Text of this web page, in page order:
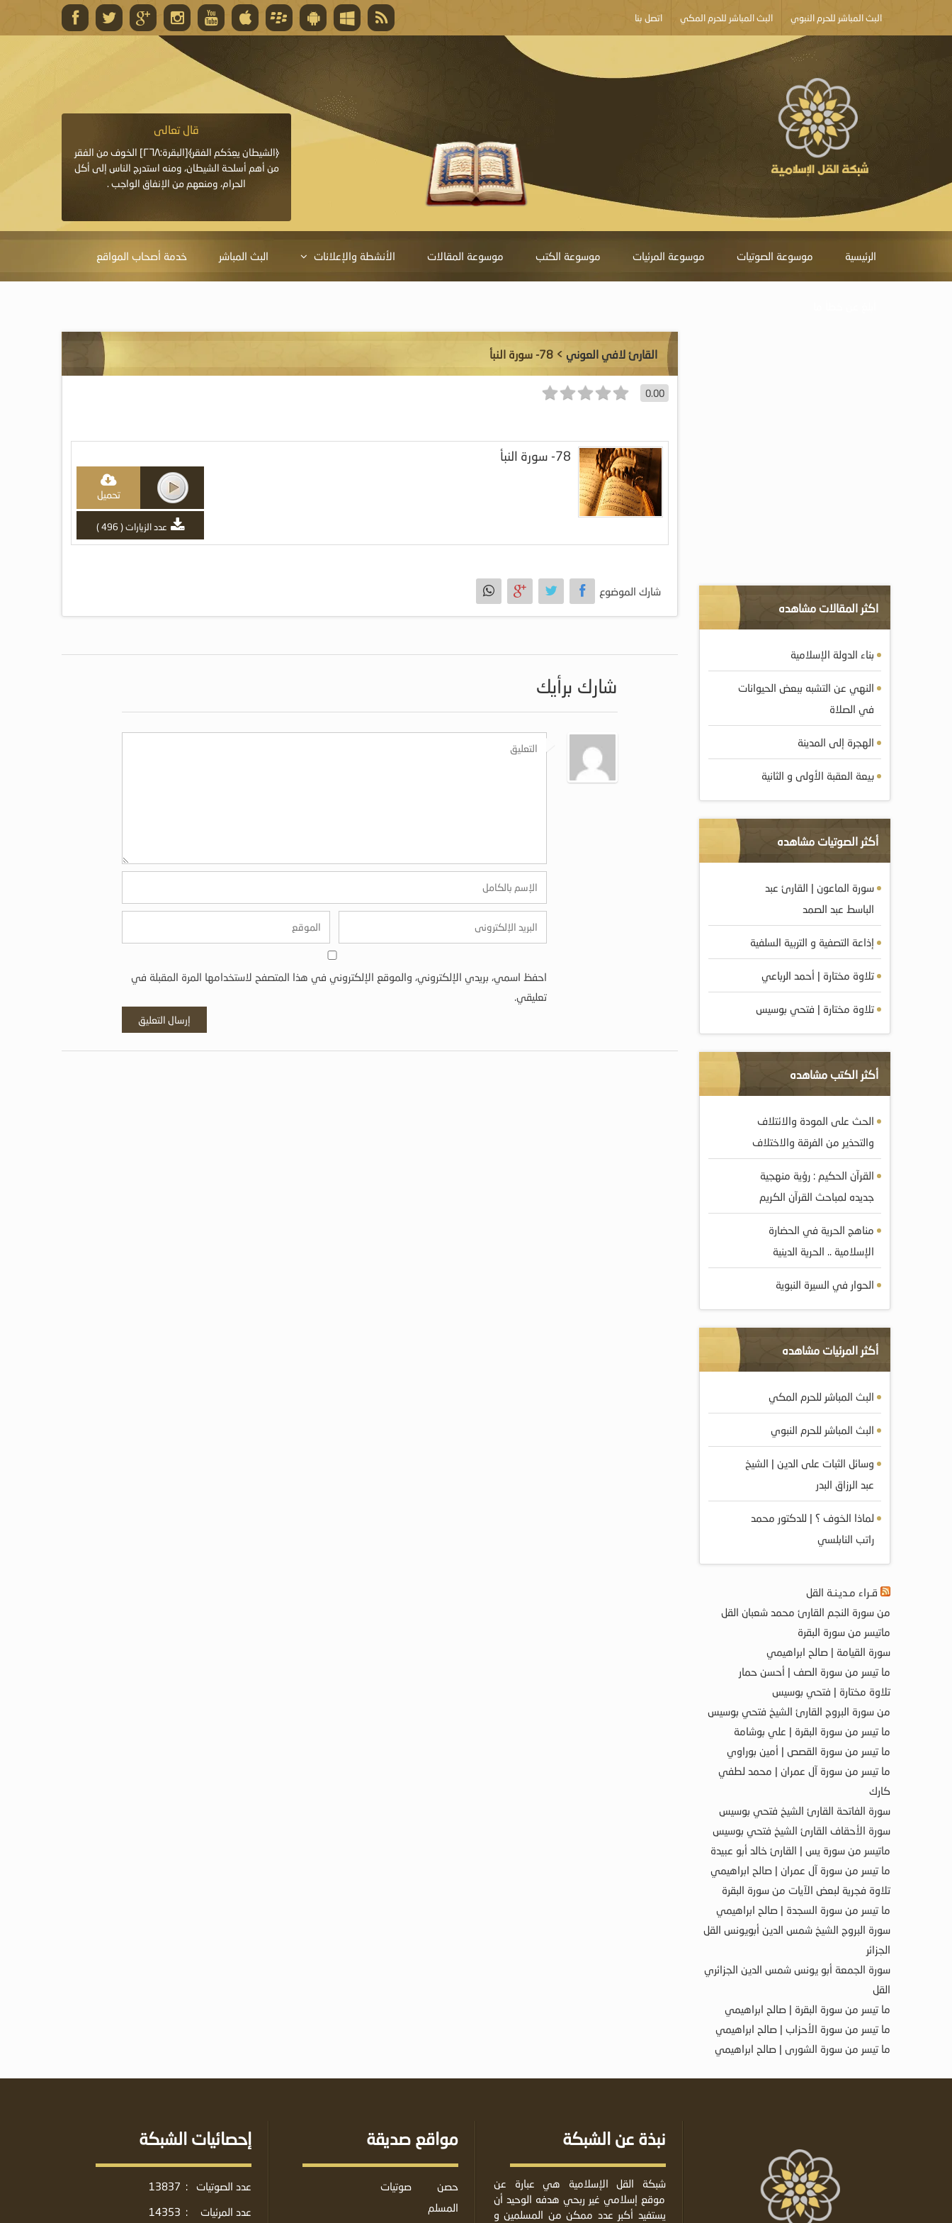
البث المباشر للحرم النبوي البث المباشر للحرم المكي اتصل بنا
قال تعالى
المغفرة لأنها أغلى جائزة، وهي مفتاح باب العطايا التي
قال تعالى
﴿الشيطان يعِدُكم الفقر﴾[البقرة:٢٦٨] الخوف من الفقر
من أهم أسلحة الشيطان، ومنه استدرج الناس إلى أكل
الحرام، ومنعهم من الإنفاق الواجب .
الرئيسية موسوعة الصوتيات موسوعة المرئيات موسوعة الكتب موسوعة المقالات الأنشطة والإعلانات البث المباشر خدمة أصحاب المواقع
القارئ لافي العوني > 78- سورة النبأ
0.00
78- سورة النبأ
تحميل
عدد الزيارات ( 496 )
شارك الموضوع
شارك برأيك
احفظ اسمي، بريدي الإلكتروني، والموقع الإلكتروني في هذا المتصفح لاستخدامها المرة المقبلة في
تعليقي.
اكثر المقالات مشاهده
بناء الدولة الإسلامية
النهي عن التشبه ببعض الحيوانات
في الصلاة
الهجرة إلى المدينة
بيعة العقبة الأولى و الثانية
أكثر الصوتيات مشاهده
سورة الماعون | القارئ عبد
الباسط عبد الصمد
إذاعة التصفية و التربية السلفية
تلاوة مختارة | أحمد الرباعي
تلاوة مختارة | فتحي بوسيس
أكثر الكتب مشاهده
الحث على المودة والائتلاف
والتحذير من الفرقة والاختلاف
القرآن الحكيم : رؤية منهجية
جديده لمباحث القرآن الكريم
مناهج الحرية في الحضارة
الإسلامية .. الحرية الدينية
الحوار في السيرة النبوية
أكثر المرئيات مشاهده
البث المباشر للحرم المكي
البث المباشر للحرم النبوي
وسائل الثبات على الدين | الشيخ
عبد الرزاق البدر
لماذا الخوف ؟ | للدكتور محمد
راتب النابلسي
قـراء مـديـنـة القل
من سورة النجم القارئ محمد شعبان القل
ماتيسر من سورة البقرة
سورة القيامة | صالح ابراهيمي
ما تيسر من سورة الصف | أحسن حمار
تلاوة مختارة | فتحي بوسيس
من سورة البروج القارئ الشيخ فتحي بوسيس
ما تيسر من سورة البقرة | علي بوشامة
ما تيسر من سورة القصص | أمين بوراوي
ما تيسر من سورة آل عمران | محمد لطفي
كارك
سورة الفاتحة القارئ الشيخ فتحي بوسيس
سورة الأحقاف القارئ الشيخ فتحي بوسيس
ماتيسر من سورة يس | القارئ خالد أبو عبيدة
ما تيسر من سورة آل عمران | صالح ابراهيمي
تلاوة فجرية لبعض الآيات من سورة البقرة
ما تيسر من سورة السجدة | صالح ابراهيمي
سورة البروج الشيخ شمس الدين أبويونس القل
الجزائر
سورة الجمعة أبو يونس شمس الدين الجزائري
القل
ما تيسر من سورة البقرة | صالح ابراهيمي
ما تيسر من سورة الأحزاب | صالح ابراهيمي
ما تيسر من سورة الشورى | صالح ابراهيمي
نبذة عن الشبكة
شبكة القل الإسلامية هي عبارة عن
موقع إسلامي غير ربحي هدفه الوحيد أن
يستفيد أكبر عدد ممكن من المسلمين و
مواقع صديقة
حصن
المسلم
صوتيات
إحصائيات الشبكة
عدد الصوتيات :
13837
عدد المرئيات
:
14353